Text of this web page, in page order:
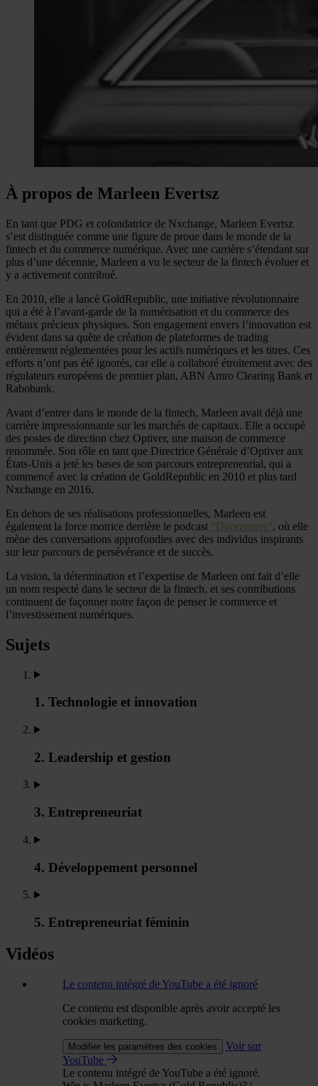
À propos de Marleen Evertsz
En tant que PDG et cofondatrice de Nxchange, Marleen Evertsz
s’est distinguée comme une figure de proue dans le monde de la
fintech et du commerce numérique. Avec une carrière s’étendant sur
plus d’une décennie, Marleen a vu le secteur de la fintech évoluer et
y a activement contribué.
En 2010, elle a lancé GoldRepublic, une initiative révolutionnaire
qui a été à l’avant-garde de la numérisation et du commerce des
métaux précieux physiques. Son engagement envers l’innovation est
évident dans sa quête de création de plateformes de trading
entièrement réglementées pour les actifs numériques et les titres. Ces
efforts n’ont pas été ignorés, car elle a collaboré étroitement avec des
régulateurs européens de premier plan, ABN Amro Clearing Bank et
Rabobank.
Avant d’entrer dans le monde de la fintech, Marleen avait déjà une
carrière impressionnante sur les marchés de capitaux. Elle a occupé
des postes de direction chez Optiver, une maison de commerce
renommée. Son rôle en tant que Directrice Générale d’Optiver aux
États-Unis a jeté les bases de son parcours entrepreneurial, qui a
commencé avec la création de GoldRepublic en 2010 et plus tard
Nxchange en 2016.
En dehors de ses réalisations professionnelles, Marleen est
également la force motrice derrière le podcast “Doorzetters”, où elle
mène des conversations approfondies avec des individus inspirants
sur leur parcours de persévérance et de succès.
La vision, la détermination et l’expertise de Marleen ont fait d’elle
un nom respecté dans le secteur de la fintech, et ses contributions
continuent de façonner notre façon de penser le commerce et
l’investissement numériques.
Sujets
1. Technologie et innovation
2. Leadership et gestion
3. Entrepreneuriat
4. Développement personnel
5. Entrepreneuriat féminin
Vidéos
Le contenu intégré de YouTube a été ignoré
Ce contenu est disponible après avoir accepté les
cookies marketing.
Modifier les paramètres des cookies
Voir sur
YouTube
Le contenu intégré de YouTube a été ignoré.